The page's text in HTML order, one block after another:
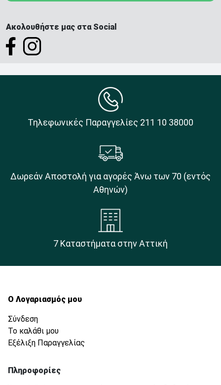
Ακολουθήστε μας στα Social
Τηλεφωνικές Παραγγελίες 211 10 38000
Δωρεάν Αποστολή για αγορές Άνω των 70 (εντός
Αθηνών)
7 Καταστήματα στην Αττική
Ο Λογαριασμός μου
Σύνδεση
Το καλάθι μου
Εξέλιξη Παραγγελίας
Πληροφορίες